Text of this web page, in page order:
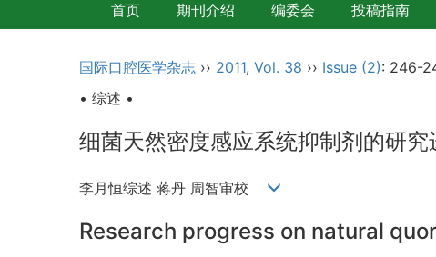
首页 期刊介绍 编委会 投稿指南
国际口腔医学杂志 ›› 2011, Vol. 38 ›› Issue (2): 246-
• 综述 •
细菌天然密度感应系统抑制剂的研究
李月恒综述 蒋丹 周智审校
Research progress on natural